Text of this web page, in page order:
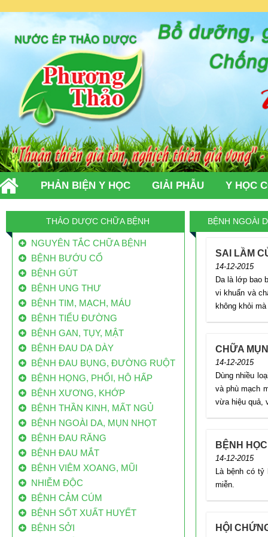
PHẢN BIỆN Y HỌC GIẢI PHẪU Y HỌC
TỨC LIÊN HỆ
THẢO DƯỢC CHỮA BỆNH
NGUYÊN TẮC CHỮA BỆNH
BỆNH BƯỚU CỔ
BỆNH GÚT
BỆNH UNG THƯ
BỆNH TIM, MẠCH, MÁU
BỆNH TIỂU ĐƯỜNG
BỆNH GAN, TỤY, MẬT
BỆNH ĐAU DẠ DÀY
BỆNH ĐAU BỤNG, ĐƯỜNG RUỘT
BỆNH HỌNG, PHỔI, HÔ HẤP
BỆNH XƯƠNG, KHỚP
BỆNH THẦN KINH, MẤT NGỦ
BỆNH NGOÀI DA, MỤN NHỌT
BỆNH ĐAU RĂNG
BỆNH ĐAU MẮT
BỆNH VIÊM XOANG, MŨI
NHIỄM ĐỘC
BỆNH CẢM CÚM
BỆNH SỐT XUẤT HUYẾT
BỆNH SỞI
80% BỆNH NHÂN UNG THƯ VN ĐẾN BỆNH
VIỆN Ở GIAI ĐOẠN CUỐI
Mỗi năm VN có 200 ngàn bệnh nhân ung thư
mới, 70 ngàn người bệnh ung thư tử vong.
Trong đó, đến 80% bệnh nhân ung thư ở VN
đến bệnh viện khi bệnh đã ở giai đoạn muộn.
Việt Nam có 160.000 ca ung thư/năm: Vì
sao ăn bẩn, độc
Mỗi năm Việt Nam có từ 130 nghìn đến 160
nghìn trường hợp mắc mới, trong đó có
khoảng 85 nghìn đến 115 nghìn người tử vong
do căn bệnh này.
Công bố danh sách “làng ung thư”
BỆNH NGOÀI
SAI LẦM
14-12-2015
Da là lớp bao
vi khuẩn và
không khỏi
CHỮA
14-12-2015
Dùng nhiều
và phù mạch
vừa hiệu quả,
BỆNH
14-12-2015
Là bệnh có
miễn.
HỘI